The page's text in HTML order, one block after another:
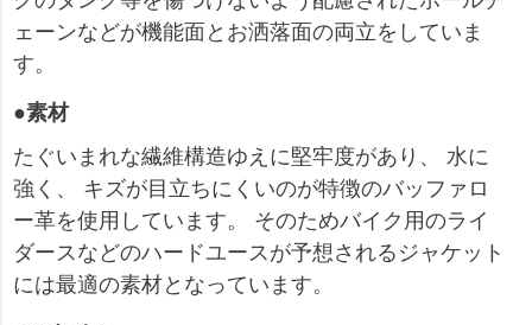
ェーンなどが機能面とお洒落面の両立をしていま
す。
●素材
たぐいまれな繊維構造ゆえに堅牢度があり、 水に
強く、 キズが目立ちにくいのが特徴のバッファロ
ー革を使用しています。 そのためバイク用のライ
ダースなどのハードユースが予想されるジャケット
には最適の素材となっています。